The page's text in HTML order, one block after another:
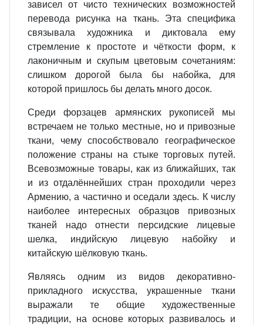
зависел от чисто технических возможностей
перевода рисунка на ткань. Эта специфика
связывала художника и диктовала ему
стремление к простоте и чёткости форм, к
лаконичным и скупым цветовым сочетаниям:
слишком дорогой была бы набойка, для
которой пришлось бы делать много досок.
Среди форзацев армянских рукописей мы
встречаем не только местные, но и привозные
ткани, чему способствовало географическое
положение страны на стыке торговых путей.
Всевозможные товары, как из ближайших, так
и из отдалённейших стран проходили через
Армению, а частично и оседали здесь. К числу
наиболее интересных образцов привозных
тканей надо отнести персидские лицевые
шелка, индийскую лицевую набойку и
китайскую шёлковую ткань.
Являясь одним из видов декоративно‐
прикладного искусства, украшенные ткани
выражали те общие художественные
традиции, на основе которых развивалось и